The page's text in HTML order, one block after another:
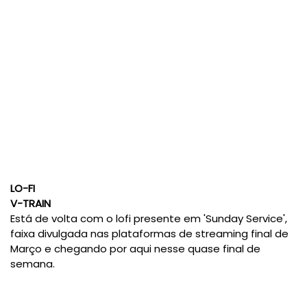
LO-FI
V-TRAIN
Está de volta com o lofi presente em 'Sunday Service',
faixa divulgada nas plataformas de streaming final de
Março e chegando por aqui nesse quase final de
semana.